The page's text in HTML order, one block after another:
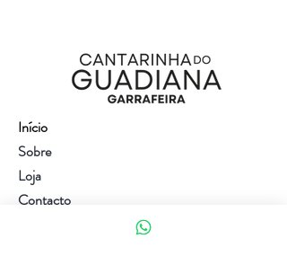
Início
Sobre
Loja
Contacto